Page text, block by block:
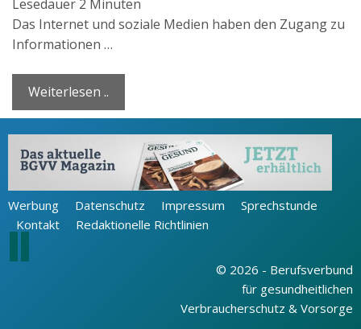
Lesedauer 2 Minuten
Das Internet und soziale Medien haben den Zugang zu
Informationen …
Weiterlesen ..
Werbung Datenschutz Impressum
Sprechstunde
Kontakt
Redaktionelle Richtlinien
© 2026 - Berufsverbund
für gesundheitlichen
Verbraucherschutz & Vorsorge